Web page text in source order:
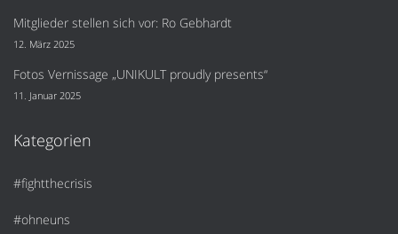
Mitglieder stellen sich vor: Ro Gebhardt
12. März 2025
Fotos Vernissage „UNIKULT proudly presents“
11. Januar 2025
Kategorien
#fightthecrisis
#ohneuns